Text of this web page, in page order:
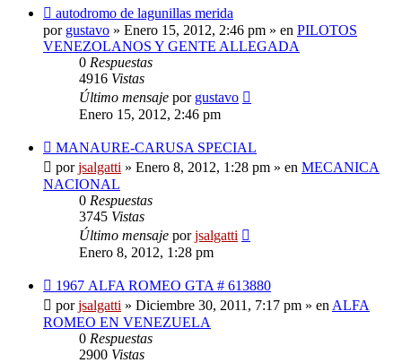
Nuevo
mensaje
autodromo de lagunillas merida
por gustavo » Enero 15, 2012, 2:46 pm » en PILOTOS
VENEZOLANOS Y GENTE ALLEGADA
0 Respuestas
4916 Vistas
Último mensaje por gustavo
Enero 15, 2012, 2:46 pm
Nuevo
mensaje
MANAURE-CARUSA SPECIAL
porjsalgatti » Enero 8, 2012, 1:28 pm » en MECANICA
NACIONAL
0 Respuestas
3745 Vistas
Último mensaje porjsalgatti
Enero 8, 2012, 1:28 pm
Nuevo
mensaje
1967 ALFA ROMEO GTA # 613880
porjsalgatti » Diciembre 30, 2011, 7:17 pm » en ALFA
ROMEO EN VENEZUELA
0 Respuestas
2900 Vistas